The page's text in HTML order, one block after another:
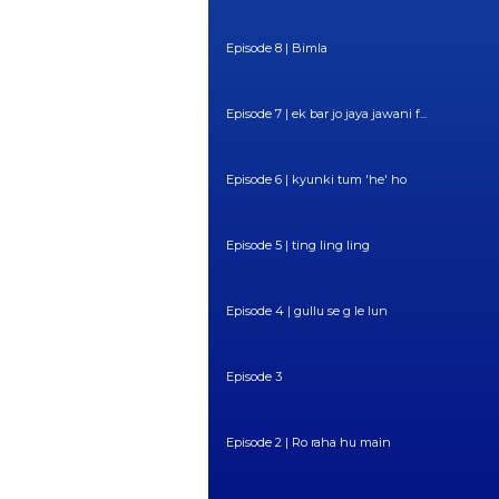
Episode 8 | Bimla
Episode 7 | ek bar jo jaya jawani f...
Episode 6 | kyunki tum 'he' ho
Episode 5 | ting ling ling
Episode 4 | gullu se g le lun
Episode 3
Episode 2 | Ro raha hu main